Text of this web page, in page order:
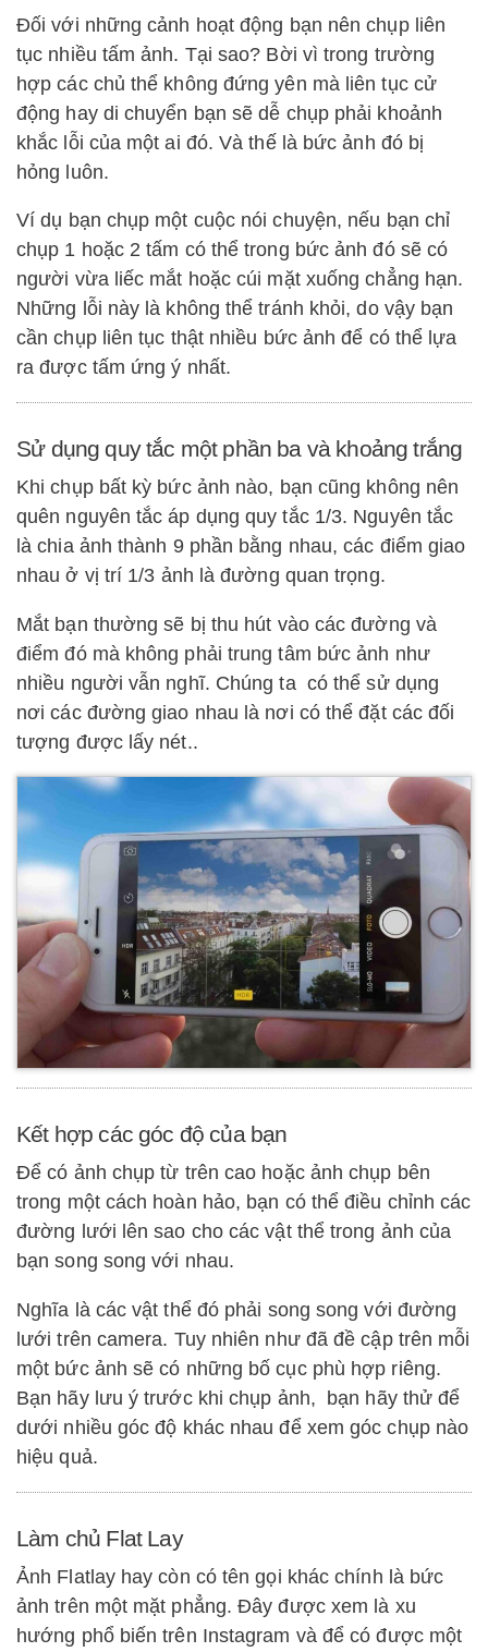
Đối với những cảnh hoạt động bạn nên chụp liên
tục nhiều tấm ảnh. Tại sao? Bời vì trong trường
hợp các chủ thể không đứng yên mà liên tục cử
động hay di chuyển bạn sẽ dễ chụp phải khoảnh
khắc lỗi của một ai đó. Và thế là bức ảnh đó bị
hỏng luôn.
Ví dụ bạn chụp một cuộc nói chuyện, nếu bạn chỉ
chụp 1 hoặc 2 tấm có thể trong bức ảnh đó sẽ có
người vừa liếc mắt hoặc cúi mặt xuống chẳng hạn.
Những lỗi này là không thể tránh khỏi, do vậy bạn
cần chụp liên tục thật nhiều bức ảnh để có thể lựa
ra được tấm ứng ý nhất.
Sử dụng quy tắc một phần ba và khoảng trắng
Khi chụp bất kỳ bức ảnh nào, bạn cũng không nên
quên nguyên tắc áp dụng quy tắc 1/3. Nguyên tắc
là chia ảnh thành 9 phần bằng nhau, các điểm giao
nhau ở vị trí 1/3 ảnh là đường quan trọng.
Mắt bạn thường sẽ bị thu hút vào các đường và
điểm đó mà không phải trung tâm bức ảnh như
nhiều người vẫn nghĩ. Chúng ta có thể sử dụng
nơi các đường giao nhau là nơi có thể đặt các đối
tượng được lấy nét..
Kết hợp các góc độ của bạn
Để có ảnh chụp từ trên cao hoặc ảnh chụp bên
trong một cách hoàn hảo, bạn có thể điều chỉnh các
đường lưới lên sao cho các vật thể trong ảnh của
bạn song song với nhau.
Nghĩa là các vật thể đó phải song song với đường
lưới trên camera. Tuy nhiên như đã đề cập trên mỗi
một bức ảnh sẽ có những bố cục phù hợp riêng.
Bạn hãy lưu ý trước khi chụp ảnh, bạn hãy thử để
dưới nhiều góc độ khác nhau để xem góc chụp nào
hiệu quả.
Làm chủ Flat Lay
Ảnh Flatlay hay còn có tên gọi khác chính là bức
ảnh trên một mặt phẳng. Đây được xem là xu
hướng phổ biến trên Instagram và để có được một